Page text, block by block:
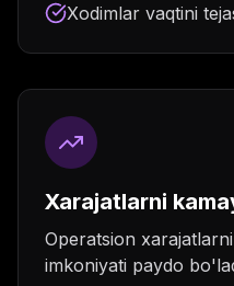
Xodimlar vaqtini
Xarajatlarni
Operatsion
imkoniyati paydo